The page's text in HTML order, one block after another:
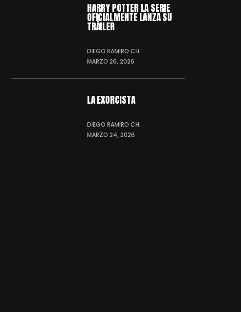
HARRY POTTER LA SERIE
OFICIALMENTE LANZA SU
TRÁILER
DIEGO RAMIRO CH.
MARZO 26, 2026
LA EXORCISTA
DIEGO RAMIRO CH.
MARZO 24, 2026